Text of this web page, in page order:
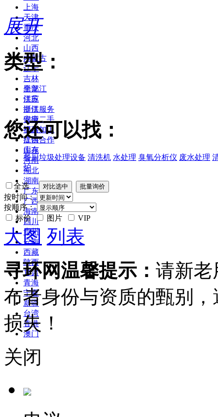
上海
天津
重庆
河北
山西
内蒙古
辽宁
吉林
黑龙江
江苏
浙江
安徽
福建
江西
山东
河南
湖北
湖南
广东
广西
海南
四川
贵州
云南
西藏
陕西
甘肃
青海
宁夏
新疆
台湾
香港
澳门
展开
类型：
全部
供应
提供服务
供应二手
提供加工
提供合作
库存
您还可以找：
餐厨垃圾处理设备 清洗机 水处理 臭氧分析仪 废水处理
炉
全选
按时间：
按顺序：
标价
图片 VIP
大图 列表
寻环网温馨提示： 请新老
布者身份与资质的甄别
损失！
关闭